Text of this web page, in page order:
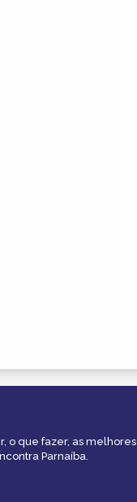
o que fazer, as melhores
Parnaíba.